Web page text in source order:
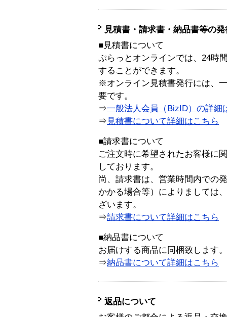
見積書・請求書・納品書等の
■見積書について
ぷらっとオンラインでは、24時
することができます。
※オンライン見積書発行には、
要です。
⇒一般法人会員（BizID）の詳細
⇒ 見積書について詳細はこちら
■請求書について
ご注文時に希望されたお客様に
しております。
尚、請求書は、営業時間内での
かかる場合等）によりましては
ざいます。
⇒請求書について詳細はこちら
■納品書について
お届けする商品に同梱致します。
⇒納品書について詳細はこちら
返品について